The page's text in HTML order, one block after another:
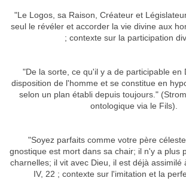
"Le Logos, sa Raison, Créateur et
seul le révéler et accorder la vie divine aux
; contexte sur la participation
"De la sorte, ce qu'il y a de participable en
disposition de l'homme et se constitue en
selon un plan établi depuis toujours."
ontologique via le Fils).
"Soyez parfaits comme votre père
gnostique est mort dans sa chair; il n'y a plus
charnelles; il vit avec Dieu, il est déjà assimilé
IV, 22 ; contexte sur l'imitation et la